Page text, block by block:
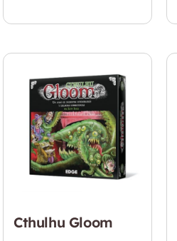
Cthulhu Gloom